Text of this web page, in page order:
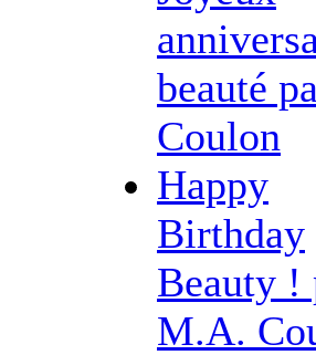
beauté
Coulon
Happy
Birthday
Beauty !
M.A.